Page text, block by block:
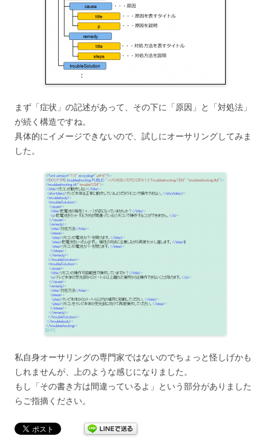
まず「症状」の記述があって、その下に「原因」と「対処法」
が続く構造ですね。
具体的にイメージできないので、試しにオーサリングしてみま
した。
私自身オーサリングの専門家ではないのでちょっと怪しげかも
しれませんが、上のような感じになりました。
もし「その書き方は間違っているよ」という部分がありました
らご指摘ください。